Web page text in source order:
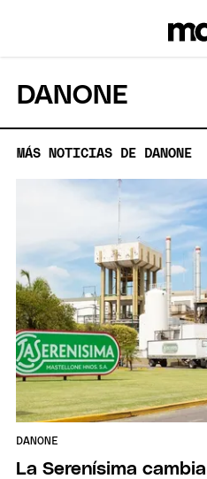
DANONE
MÁS NOTICIAS DE DANONE
DANONE
La Serenísima